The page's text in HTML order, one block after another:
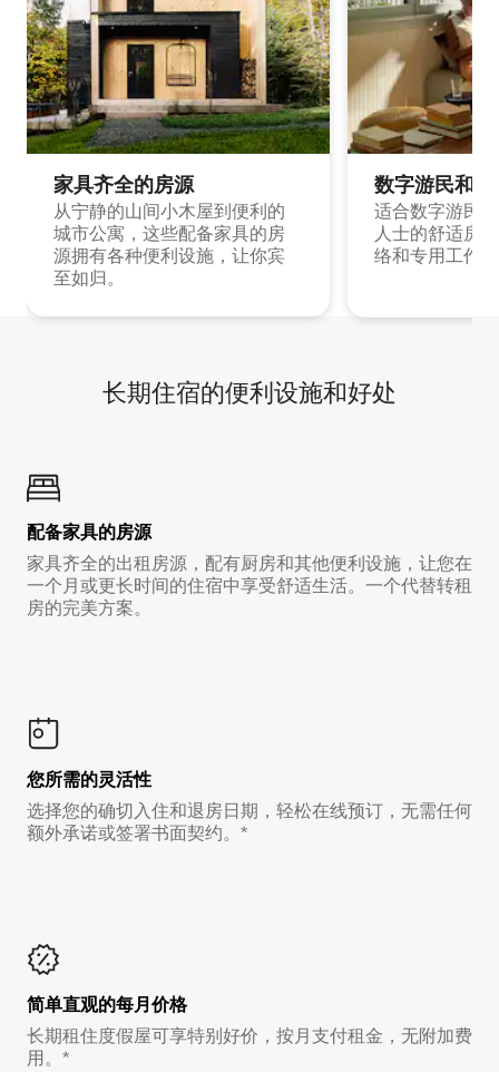
家具齐全的房源
从宁静的山间小木屋到便利的
城市公寓，这些配备家具的房
源拥有各种便利设施，让你宾
至如归。
数字游民和
适合数字游民
人士的舒适房
络和专用工作
长期住宿的便利设施和好处
配备家具的房源
家具齐全的出租房源，配有厨房和其他便利设施，让您在
一个月或更长时间的住宿中享受舒适生活。一个代替转租
房的完美方案。
您所需的灵活性
选择您的确切入住和退房日期，轻松在线预订，无需任何
额外承诺或签署书面契约。*
简单直观的每月价格
长期租住度假屋可享特别好价，按月支付租金，无附加费
用。*